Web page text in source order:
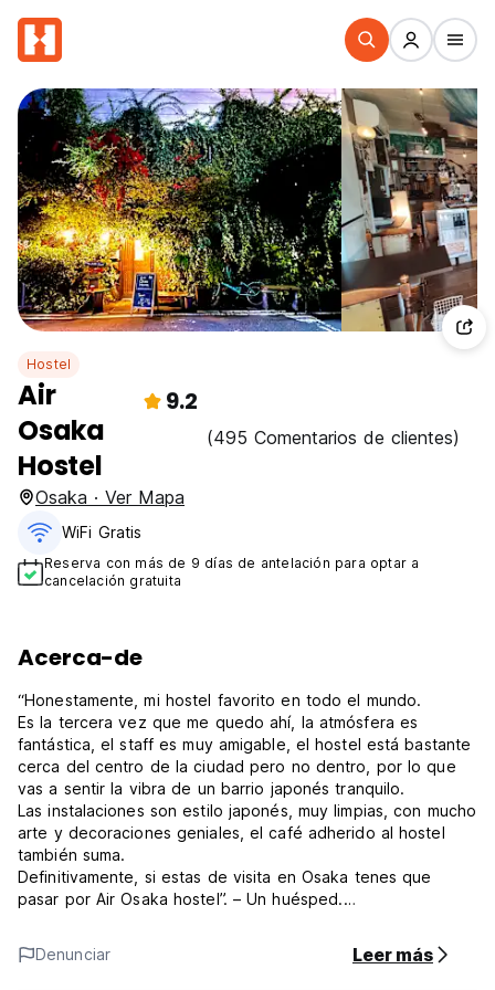
Hostel
Air
Osaka
Hostel
9.2
(495 Comentarios de clientes)
Osaka · Ver Mapa
WiFi Gratis
Reserva con más de 9 días de antelación para optar a
cancelación gratuita
Acerca-de
“Honestamente, mi hostel favorito en todo el mundo.
Es la tercera vez que me quedo ahí, la atmósfera es
fantástica, el staff es muy amigable, el hostel está bastante
cerca del centro de la ciudad pero no dentro, por lo que
vas a sentir la vibra de un barrio japonés tranquilo.
Las instalaciones son estilo japonés, muy limpias, con mucho
arte y decoraciones geniales, el café adherido al hostel
también suma.
Definitivamente, si estas de visita en Osaka tenes que
pasar por Air Osaka hostel”. – Un huésped.
*Para aquellos quiénes están aburridos del mismo hostel de
“tipo hipster” y quieren disfrutar un espacio lleno de
Denunciar Leer más